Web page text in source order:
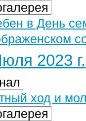
в День
2023 г.
ход и